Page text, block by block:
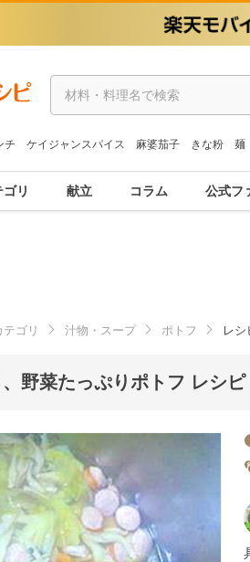
チ ケイジャンスパイス 麻婆茄子 きな粉 麺
ゴリ 献立 コラム 公式フ
テゴリ 汁物・スープ ポトフ レシ
野菜たっぷりポトフ レシ